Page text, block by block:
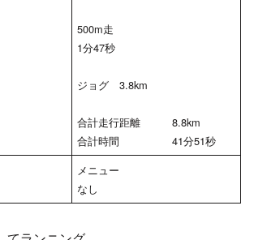
500m走
1分47秒
ジョグ 3.8km
合計走行距離 8.8km
合計時間 41分51秒
メニュー
なし